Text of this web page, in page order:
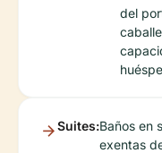
del
Suites:Baños en
exentas